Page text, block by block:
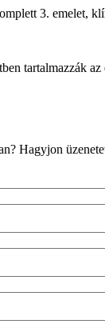
3. emelet,
tartalmazzák
Hagyjon